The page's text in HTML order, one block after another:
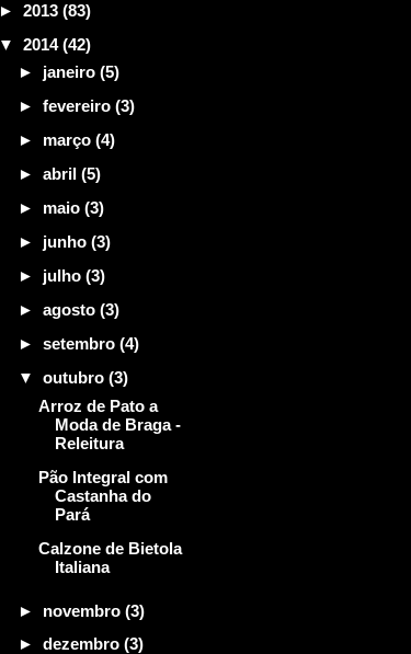
► 2013 (83)
▼ 2014(42)
► janeiro (5)
► fevereiro (3)
► março (4)
► abril (5)
► maio (3)
► junho (3)
► julho (3)
► agosto (3)
► setembro (4)
▼ outubro (3)
Arroz de Pato a
Moda de Braga -
Releitura
Pão Integral com
Castanha do
Pará
Calzone de Bietola
Italiana
► novembro (3)
► dezembro (3)